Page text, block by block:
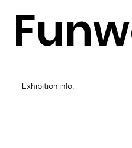
Exhibition info.